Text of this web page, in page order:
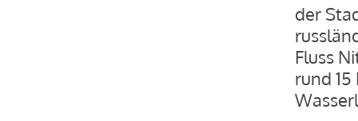
der
Fluss
rund